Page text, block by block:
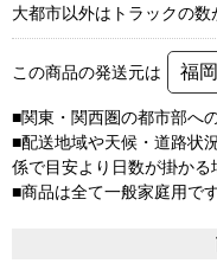
大都市以外はトラックの数
この商品の発送元は 福
■関東・関西圏の都市部へ
■配送地域や天候・道路状
係で目安より日数が掛かる
■商品は全て一般家庭用で